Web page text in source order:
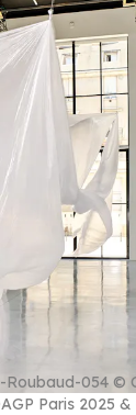
054 ©
Paris 2025